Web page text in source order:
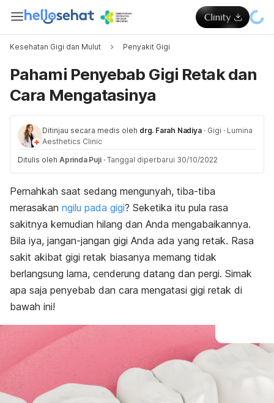
Kesehatan Gigi dan Mulut Penyakit Gigi
Pahami Penyebab Gigi Retak dan
Cara Mengatasinya
Ditinjau secara medis oleh drg. Farah Nadiya · Gigi · Lumina
Aesthetics Clinic
Ditulis oleh Aprinda Puji · Tanggal diperbarui 30/10/2022
Pernahkah saat sedang mengunyah, tiba-tiba
merasakan ngilu pada gigi? Seketika itu pula rasa
sakitnya kemudian hilang dan Anda mengabaikannya.
Bila iya, jangan-jangan gigi Anda ada yang retak. Rasa
sakit akibat gigi retak biasanya memang tidak
berlangsung lama, cenderung datang dan pergi. Simak
apa saja penyebab dan cara mengatasi gigi retak di
bawah ini!